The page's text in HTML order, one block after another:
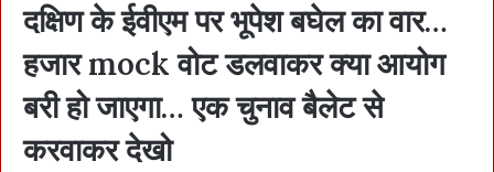
दक्षिण के ईवीएम पर भूपेश बघेल का वार…
हजार mock वोट डलवाकर क्या आयोग
बरी हो जाएगा… एक चुनाव बैलेट से
करवाकर देखो